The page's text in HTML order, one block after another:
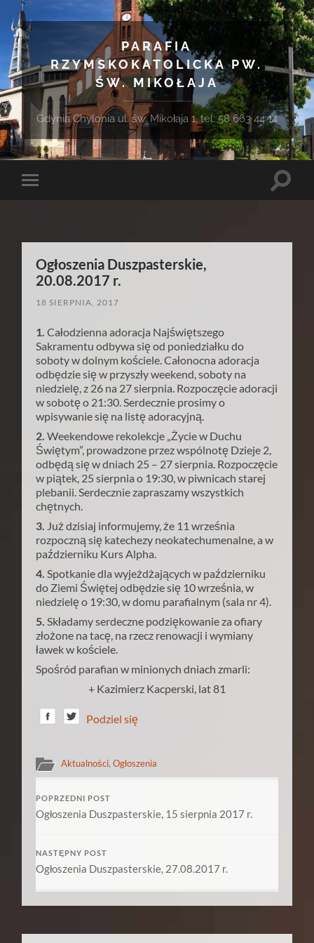
PARAFIA
RZYMSKOKATOLICKA PW.
ŚW. MIKOŁAJA
Gdynia Chylonia ul. św. Mikołaja 1, tel. 58 663 44 14
Toggle
Toggle
Ogłoszenia Duszpasterskie,
20.08.2017 r.
18 SIERPNIA, 2017
1. Całodzienna adoracja Najświętszego
Sakramentu odbywa się od poniedziałku do
soboty w dolnym kościele. Całonocna adoracja
odbędzie się w przyszły weekend, soboty na
niedzielę, z 26 na 27 sierpnia. Rozpoczęcie adoracji
w sobotę o 21:30. Serdecznie prosimy o
wpisywanie się na listę adoracyjną.
2. Weekendowe rekolekcje „Życie w Duchu
Świętym”, prowadzone przez wspólnotę Dzieje 2,
odbędą się w dniach 25 – 27 sierpnia. Rozpoczęcie
w piątek, 25 sierpnia o 19:30, w piwnicach starej
plebanii. Serdecznie zapraszamy wszystkich
chętnych.
3. Już dzisiaj informujemy, że 11 września
rozpoczną się katechezy neokatechumenalne, a w
październiku Kurs Alpha.
4. Spotkanie dla wyjeżdżających w październiku
do Ziemi Świętej odbędzie się 10 września, w
niedzielę o 19:30, w domu parafialnym (sala nr 4).
5. Składamy serdeczne podziękowanie za ofiary
złożone na tacę, na rzecz renowacji i wymiany
ławek w kościele.
Spośród parafian w minionych dniach zmarli:
+ Kazimierz Kacperski, lat 81
Podziel się
Aktualności,Ogłoszenia
POPRZEDNI POST
Ogłoszenia Duszpasterskie, 15 sierpnia 2017 r.
NASTĘPNY POST
Ogłoszenia Duszpasterskie, 27.08.2017 r.